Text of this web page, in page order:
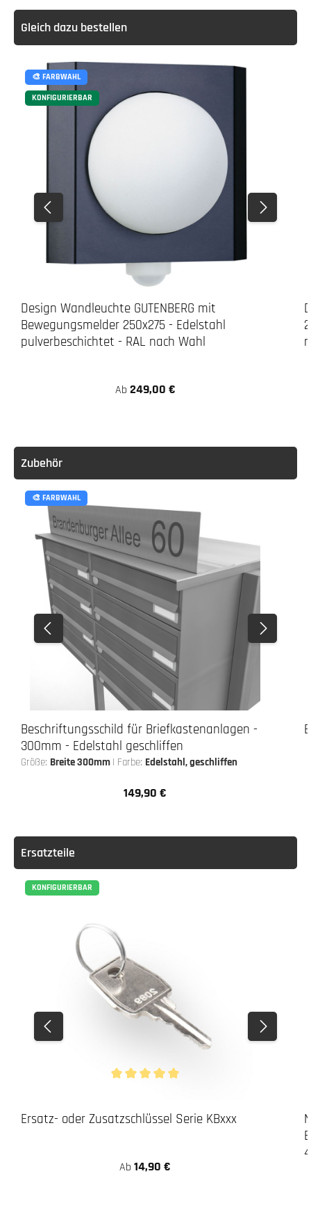
Gleich dazu bestellen
🎨 FARBWAHL
KONFIGURIERBAR
Design Wandleuchte GUTENBERG mit
Bewegungsmelder 250x275 - Edelstahl
pulverbeschichtet - RAL nach Wahl
Ab 249,00 €
Zubehör
🎨 FARBWAHL
Beschriftungsschild für Briefkastenanlagen -
300mm - Edelstahl geschliffen
Größe: Breite 300mm | Farbe: Edelstahl, geschliffen
Regulärer Preis:
149,90 €
Ersatzteile
KONFIGURIERBAR
Ersatz- oder Zusatzschlüssel Serie KBxxx
Ab 14,90 €